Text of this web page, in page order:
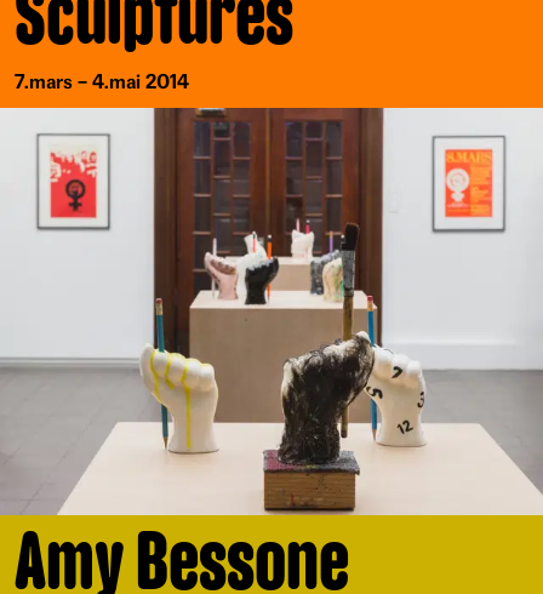
Sculptures
7.mars – 4.mai 2014
Amy Bessone